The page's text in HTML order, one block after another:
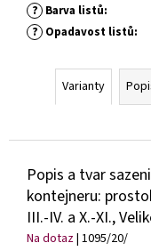
? Barva listů:
? Opadavost listů:
Varianty
Popis a tvar
kontejneru:
III.-IV. a X.-XI.,
Na dotaz| 1095/20/